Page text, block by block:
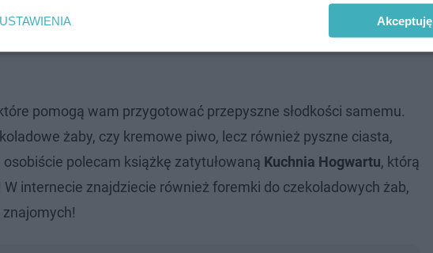
pomogą wam przygotować przepyszne słodkości samemu.
żaby, czy kremowe piwo, lecz również pyszne ciasta,
osobiście polecam książkę zatytułowaną Kuchnia Hogwartu, którą
internecie znajdziecie również foremki do czekoladowych żab,
USTAWIENIA Akceptuję